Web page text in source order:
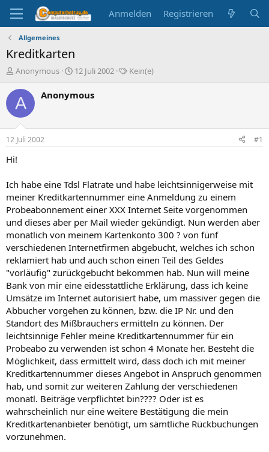
Anmelden Registrieren
Allgemeines
Kreditkarten
E
s
t
e
r
Anonymous
E
s
t
12 Juli 2002
S
o
Kein(e)
A Anonymous
12 Juli 2002 #1
Hi!
Ich habe eine Tdsl Flatrate und habe leichtsinnigerweise mit
meiner Kreditkartennummer eine Anmeldung zu einem
Probeabonnement einer XXX Internet Seite vorgenommen
und dieses aber per Mail wieder gekündigt. Nun werden aber
monatlich von meinem Kartenkonto 300 ? von fünf
verschiedenen Internetfirmen abgebucht, welches ich schon
reklamiert hab und auch schon einen Teil des Geldes
"vorläufig" zurückgebucht bekommen hab. Nun will meine
Bank von mir eine eidesstattliche Erklärung, dass ich keine
Umsätze im Internet autorisiert habe, um massiver gegen die
Abbucher vorgehen zu können, bzw. die IP Nr. und den
Standort des Mißbrauchers ermitteln zu können. Der
leichtsinnige Fehler meine Kreditkartennummer für ein
Probeabo zu verwenden ist schon 4 Monate her. Besteht die
Möglichkeit, dass ermittelt wird, dass doch ich mit meiner
Kreditkartennummer dieses Angebot in Anspruch genommen
hab, und somit zur weiteren Zahlung der verschiedenen
monatl. Beiträge verpflichtet bin???? Oder ist es
wahrscheinlich nur eine weitere Bestätigung die mein
Kreditkartenanbieter benötigt, um sämtliche Rückbuchungen
vorzunehmen.